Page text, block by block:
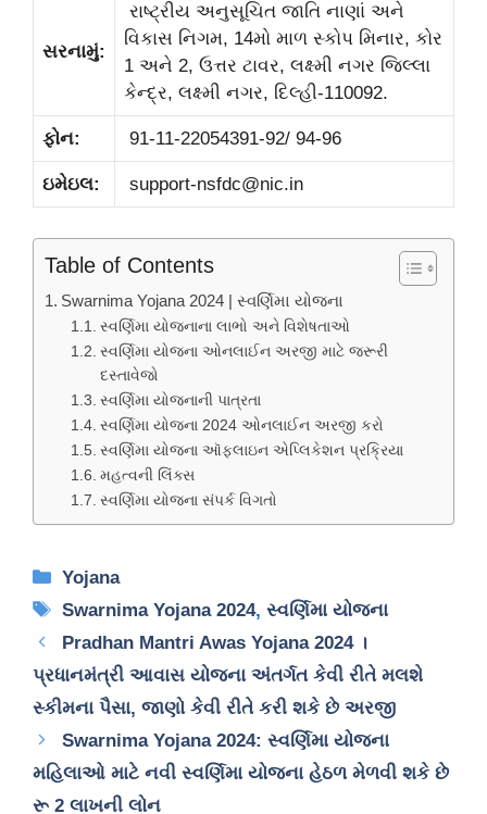
સરનામું:
રાષ્ટ્રીય અનુસૂચિત જાતિ નાણાં અને
વિકાસ નિગમ, 14મો માળ સ્કોપ મિનાર, કોર
1 અને 2, ઉત્તર ટાવર, લક્ષ્મી નગર જિલ્લા
કેન્દ્ર, લક્ષ્મી નગર, દિલ્હી-110092.
ફોન: 91-11-22054391-92/ 94-96
ઇમેઇલ: support-nsfdc@nic.in
Table of Contents
Swarnima Yojana 2024 | સ્વર્ણિમા યોજના
સ્વર્ણિમા યોજનાના લાભો અને વિશેષતાઓ
સ્વર્ણિમા યોજના ઓનલાઈન અરજી માટે જરૂરી
દસ્તાવેજો
સ્વર્ણિમા યોજનાની પાત્રતા
સ્વર્ણિમા યોજના 2024 ઓનલાઈન અરજી કરો
સ્વર્ણિમા યોજના ઑફલાઇન એપ્લિકેશન પ્રક્રિયા
મહત્વની લિંક્સ
સ્વર્ણિમા યોજના સંપર્ક વિગતો
Categories
Yojana
Tags
Swarnima Yojana 2024,સ્વર્ણિમા યોજના
Pradhan Mantri Awas Yojana 2024 ।
પ્રધાનમંત્રી આવાસ યોજના અંતર્ગત કેવી રીતે મલશે
સ્કીમના પૈસા, જાણો કેવી રીતે કરી શકે છે અરજી
Swarnima Yojana 2024: સ્વર્ણિમા યોજના
મહિલાઓ માટે નવી સ્વર્ણિમા યોજના હેઠળ મેળવી શકે છે
રૂ 2 લાખની લોન